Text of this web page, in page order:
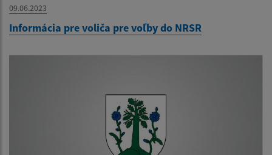
09.06.2023
Informácia pre voliča pre voľby do NRSR